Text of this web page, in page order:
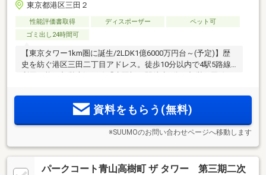
東京都港区三田２
性能評価書取得 ディスポーザー
ペット可
ゴミ出し24時間可
【東京タワー1km圏に誕生/2LDK1億6000万円台～(予定)】歴
史を紡ぐ港区三田二丁目アドレス。徒歩10分以内で4駅5路線
徒歩10分、2LDK中心(注1)。アーキサイトメビウス監修。＜来
場予約受付中※オンライン可＞資料をもらう(無料)
※SUUMOのお問い合わせページへ移動します
パークコート青山高樹町 ザ タワー 第三期二次